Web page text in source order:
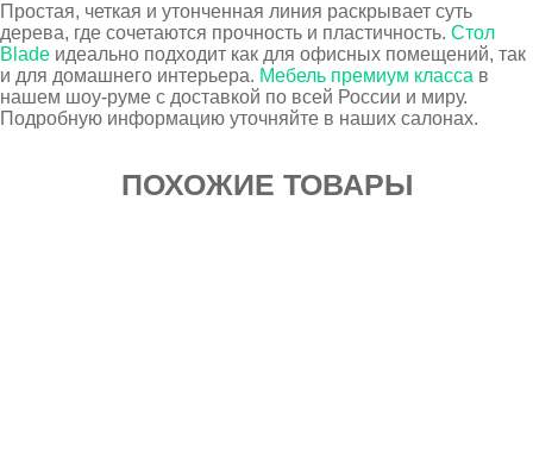
Простая, четкая и утонченная линия раскрывает суть
дерева, где сочетаются прочность и пластичность. Стол
Blade идеально подходит как для офисных помещений, так
и для домашнего интерьера. Мебель премиум класса в
нашем шоу-руме с доставкой по всей России и миру.
Подробную информацию уточняйте в наших салонах.
ПОХОЖИЕ ТОВАРЫ